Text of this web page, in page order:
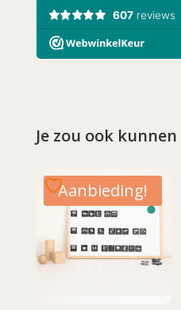
Je zou ook
Aanbieding!